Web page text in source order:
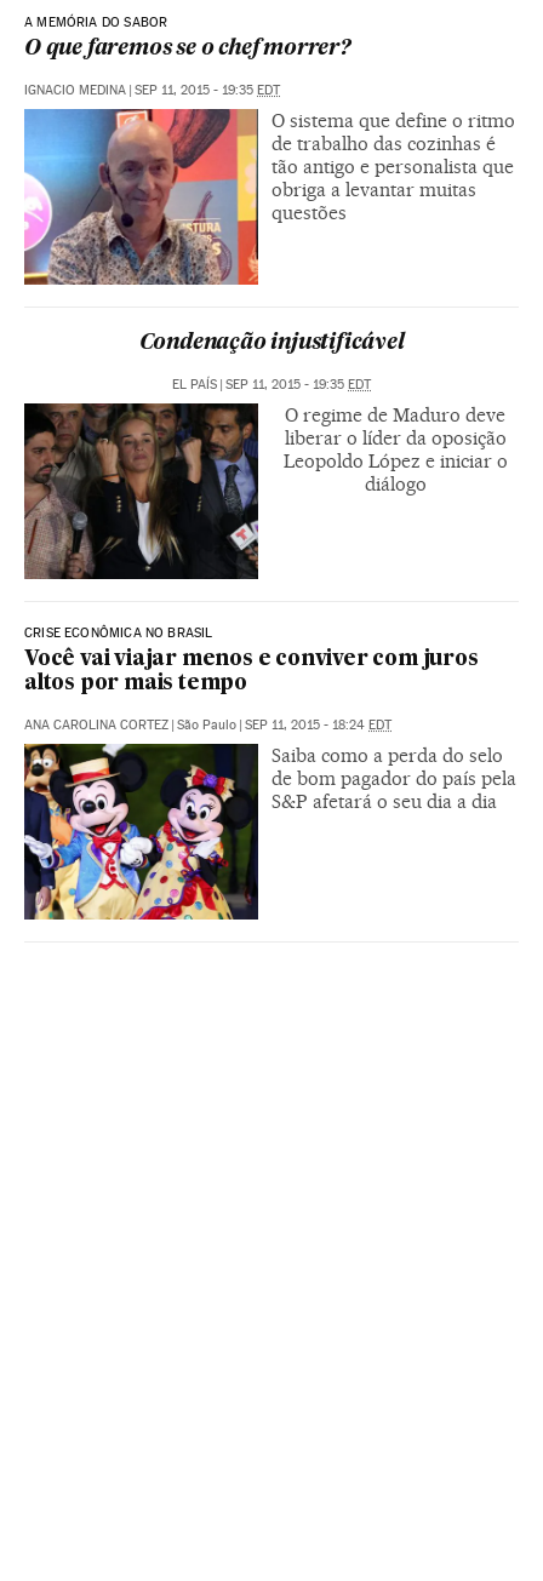
A MEMÓRIA DO SABOR
O que faremos se o chef morrer?
IGNACIO MEDINA | SEP 11, 2015 - 19:35 EDT
O sistema que define o ritmo
de trabalho das cozinhas é
tão antigo e personalista que
obriga a levantar muitas
questões
Condenação injustificável
EL PAÍS | SEP 11, 2015 - 19:35 EDT
O regime de Maduro deve
liberar o líder da oposição
Leopoldo López e iniciar o
diálogo
CRISE ECONÔMICA NO BRASIL
Você vai viajar menos e conviver com juros
altos por mais tempo
ANA CAROLINA CORTEZ | São Paulo | SEP 11, 2015 - 18:24 EDT
Saiba como a perda do selo
de bom pagador do país pela
S&P afetará o seu dia a dia